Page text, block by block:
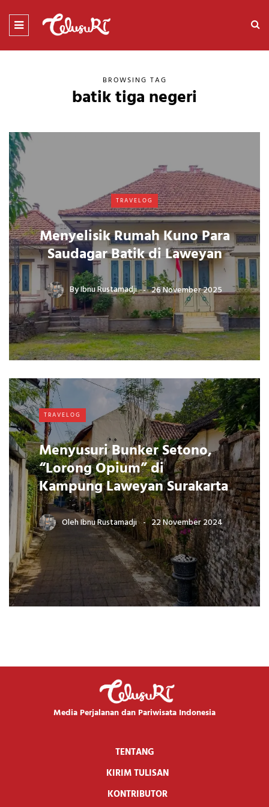
BROWSING TAG
batik tiga negeri
TRAVELOG
Menyelisik Rumah Kuno Para
Saudagar Batik di Laweyan
ByIbnu Rustamadji 26 November 2025
TRAVELOG
Menyusuri Bunker Setono,
“Lorong Opium” di
Kampung Laweyan Surakarta
OlehIbnu Rustamadji 22 November 2024
Media Perjalanan dan Pariwisata Indonesia
TENTANG
KIRIM TULISAN
KONTRIBUTOR